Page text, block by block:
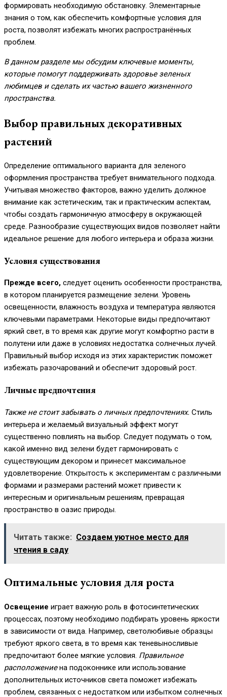
формировать необходимую обстановку. Элементарные
знания о том, как обеспечить комфортные условия для
роста, позволят избежать многих распространённых
проблем.
В данном разделе мы обсудим ключевые моменты,
которые помогут поддерживать здоровье зеленых
любимцев и сделать их частью вашего жизненного
пространства.
Выбор правильных декоративных
растений
Определение оптимального варианта для зеленого
оформления пространства требует внимательного подхода.
Учитывая множество факторов, важно уделить должное
внимание как эстетическим, так и практическим аспектам,
чтобы создать гармоничную атмосферу в окружающей
среде. Разнообразие существующих видов позволяет найти
идеальное решение для любого интерьера и образа жизни.
Условия существования
Прежде всего, следует оценить особенности пространства,
в котором планируется размещение зелени. Уровень
освещенности, влажность воздуха и температура являются
ключевыми параметрами. Некоторые виды предпочитают
яркий свет, в то время как другие могут комфортно расти в
полутени или даже в условиях недостатка солнечных лучей.
Правильный выбор исходя из этих характеристик поможет
избежать разочарований и обеспечит здоровый рост.
Личные предпочтения
Также не стоит забывать о личных предпочтениях. Стиль
интерьера и желаемый визуальный эффект могут
существенно повлиять на выбор. Следует подумать о том,
какой именно вид зелени будет гармонировать с
существующим декором и принесет максимальное
удовлетворение. Открытость к экспериментам с различными
формами и размерами растений может привести к
интересным и оригинальным решениям, превращая
пространство в оазис природы.
Читать также: Создаем уютное место для
чтения в саду
Оптимальные условия для роста
Освещение играет важную роль в фотосинтетических
процессах, поэтому необходимо подбирать уровень яркости
в зависимости от вида. Например, светолюбивые образцы
требуют яркого света, в то время как теневыносливые
предпочитают более мягкие условия. Правильное
расположениена подоконнике или использование
дополнительных источников света поможет избежать
проблем, связанных с недостатком или избытком солнечных